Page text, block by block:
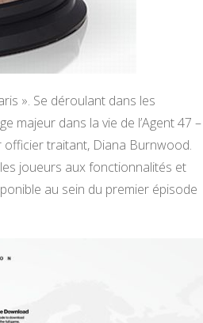
». Se déroulant dans les
majeur dans la vie de l’Agent 47 –
traitant, Diana Burnwood.
joueurs aux fonctionnalités et
au sein du premier épisode